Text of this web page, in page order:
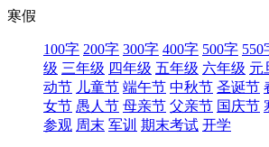
寒假
100字 200字 300字 400字 500字 550
级 三年级 四年级 五年级 六年级 元
动节 儿童节 端午节 中秋节 圣诞节
女节 愚人节 母亲节 父亲节 国庆节
参观 周末 军训 期末考试 开学